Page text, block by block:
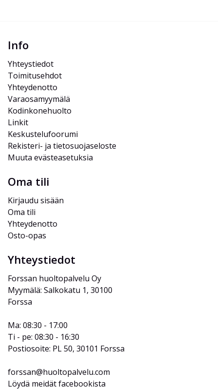
Info
Yhteystiedot
Toimitusehdot
Yhteydenotto
Varaosamyymälä
Kodinkonehuolto
Linkit
Keskustelufoorumi
Rekisteri- ja tietosuojaseloste
Muuta evästeasetuksia
Oma tili
Kirjaudu sisään
Oma tili
Yhteydenotto
Osto-opas
Yhteystiedot
Forssan huoltopalvelu Oy
Myymälä: Salkokatu 1, 30100
Forssa
Ma: 08:30 - 17:00
Ti - pe: 08:30 - 16:30
Postiosoite: PL 50, 30101 Forssa
forssan@huoltopalvelu.com
Löydä meidät facebookista